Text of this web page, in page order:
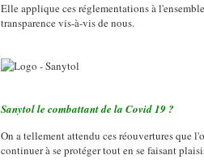
Elle applique ces réglementations à
transparence vis-à-vis de nous.
Sanytol le combattant de la Covid 19 ?
On a tellement attendu ces réouvertures que
continuer à se protéger tout en se faisant